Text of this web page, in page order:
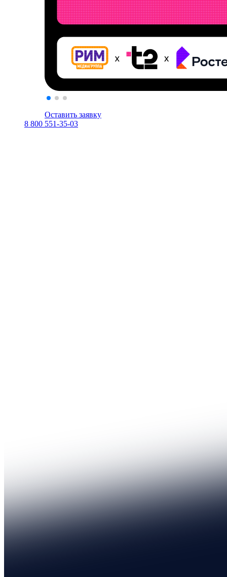
Оставить заявку
8 800 551-35-03